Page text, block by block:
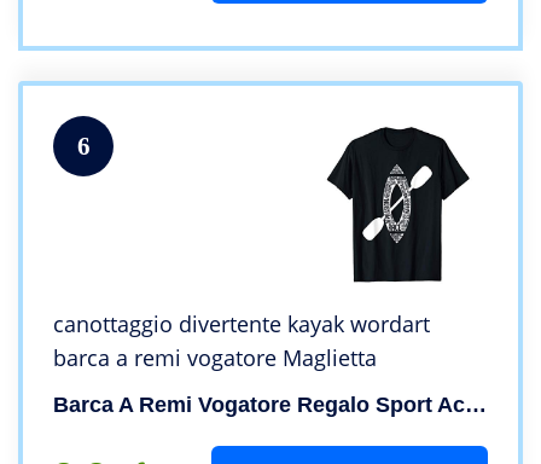
6
canottaggio divertente kayak wordart
barca a remi vogatore Maglietta
Barca A Remi Vogatore Regalo Sport Acquatici